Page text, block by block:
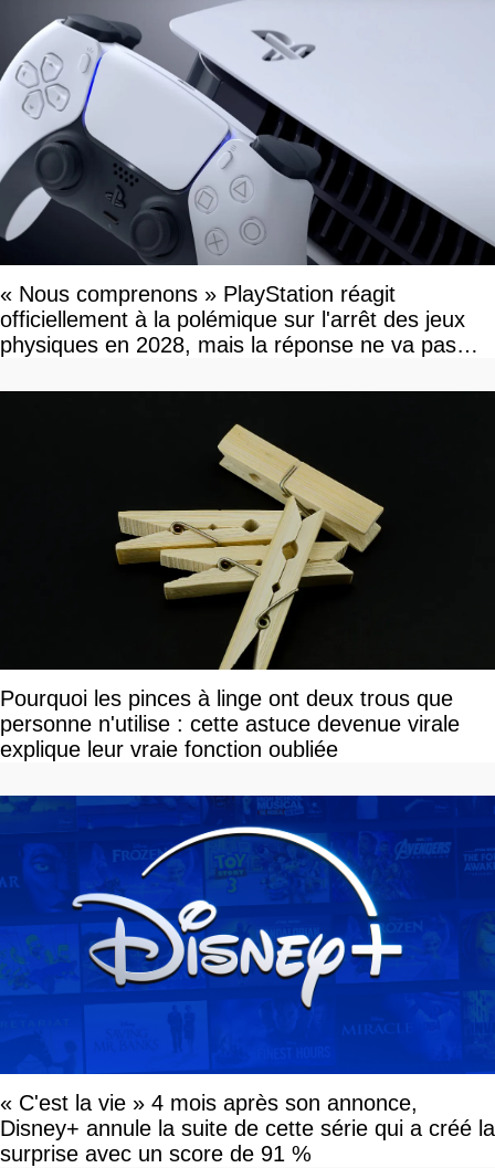
« Nous comprenons » PlayStation réagit
officiellement à la polémique sur l'arrêt des jeux
physiques en 2028, mais la réponse ne va pas
Pourquoi les pinces à linge ont deux trous que
personne n'utilise : cette astuce devenue virale
explique leur vraie fonction oubliée
« C'est la vie » 4 mois après son annonce,
Disney+ annule la suite de cette série qui a créé la
surprise avec un score de 91 %